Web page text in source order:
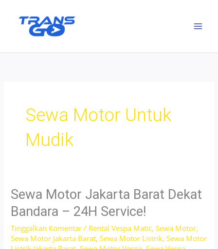
Sewa Motor Untuk
Mudik
Sewa Motor Jakarta Barat Dekat
Bandara – 24H Service!
Tinggalkan Komentar / Rental Vespa Matic,Sewa Motor,
Sewa Motor Jakarta Barat,Sewa Motor Listrik,Sewa Motor